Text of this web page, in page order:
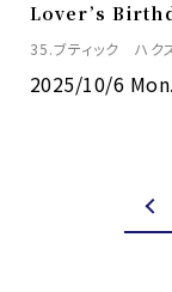
Lover’s
秋冬
35.ブティック ハク
2025/10/6 Mon.